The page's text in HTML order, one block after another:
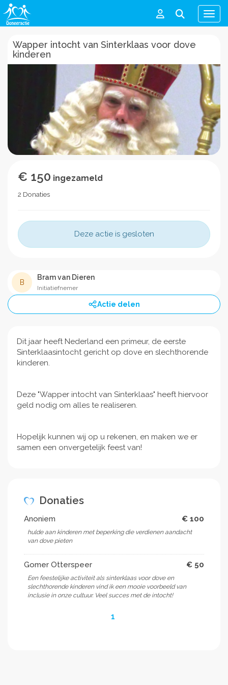
Menu
Wapper intocht van Sinterklaas voor dove
kinderen
€ 150 ingezameld
2 Donaties
Deze actie is gesloten
B
Bram van Dieren
Initiatiefnemer
Actie delen
Dit jaar heeft Nederland een primeur, de eerste
Sinterklaasintocht gericht op dove en slechthorende
kinderen.
Deze "Wapper intocht van Sinterklaas" heeft hiervoor
geld nodig om alles te realiseren.
Hopelijk kunnen wij op u rekenen, en maken we er
samen een onvergetelijk feest van!
Donaties
Anoniem € 100
hulde aan kinderen met beperking die verdienen aandacht
van dove pieten
Gomer Otterspeer € 50
Een feestelijke activiteit als sinterklaas voor dove en
slechthorende kinderen vind ik een mooie voorbeeld van
inclusie in onze cultuur. Veel succes met de intocht!
1